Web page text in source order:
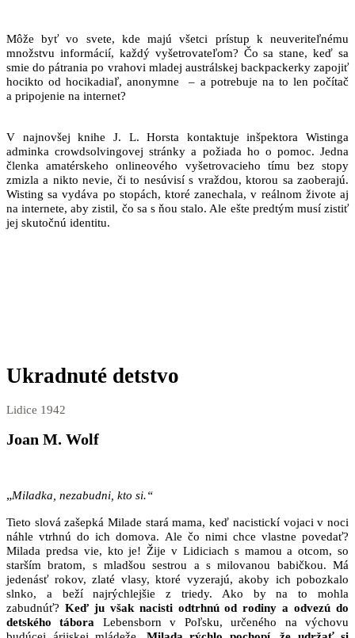
Môže byť vo svete, kde majú všetci prístup k neuveriteľnému
množstvu informácií, každý vyšetrovateľom? Čo sa stane, keď sa
smie do pátrania po vrahovi mladej austrálskej backpackerky zapojiť
hocikto od hocikadiaľ, anonymne – a potrebuje na to len počítač
a pripojenie na internet?
V najnovšej knihe J. L. Horsta kontaktuje inšpektora Wistinga
adminka crowdsolvingovej stránky a požiada ho o pomoc. Jedna
členka amatérskeho onlineového vyšetrovacieho tímu bez stopy
zmizla a nikto nevie, či to nesúvisí s vraždou, ktorou sa zaoberajú.
Wisting sa vydáva po stopách, ktoré zanechala, v reálnom živote aj
na internete, aby zistil, čo sa s ňou stalo. Ale ešte predtým musí zistiť
jej skutočnú identitu.
Ukradnuté detstvo
Lidice 1942
Joan M. Wolf
„Miladka, nezabudni, kto si.“
Tieto slová zašepká Milade stará mama, keď nacistickí vojaci v noci
náhle vtrhnú do ich domova. Ale čo nimi chce vlastne povedať?
Milada predsa vie, kto je! Žije v Lidiciach s mamou a otcom, so
starším bratom, s mladšou sestrou a s milovanou babičkou. Má
jedenásť rokov, zlaté vlasy, ktoré vyzerajú, akoby ich pobozkalo
slnko, a beží najrýchlejšie z triedy. Ako by na to mohla
zabudnúť? Keď ju však nacisti odtrhnú od rodiny a odvezú do
detského tábora
Lebensborn v Poľsku, určeného na výchovu